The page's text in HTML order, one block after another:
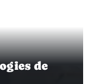
de